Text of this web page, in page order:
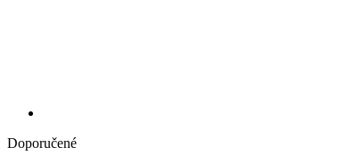
Doporučené